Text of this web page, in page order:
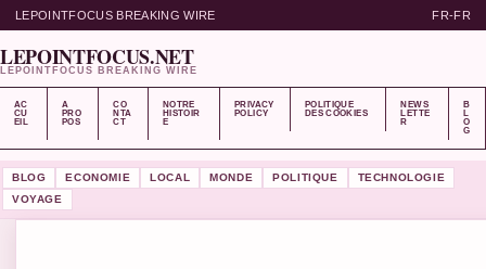
LEPOINTFOCUS BREAKING WIRE FR-FR
LEPOINTFOCUS.NET
LEPOINTFOCUS BREAKING WIRE
AC
CU
EIL
A
PRO
POS
CO
NTA
CT
NOTRE
HISTOIR
E
PRIVACY
POLICY
POLITIQUE
DES COOKIES
NEWS
LETTE
R
B
L
O
G
BLOG ECONOMIE LOCAL MONDE POLITIQUE
TECHNOLOGIE
VOYAGE